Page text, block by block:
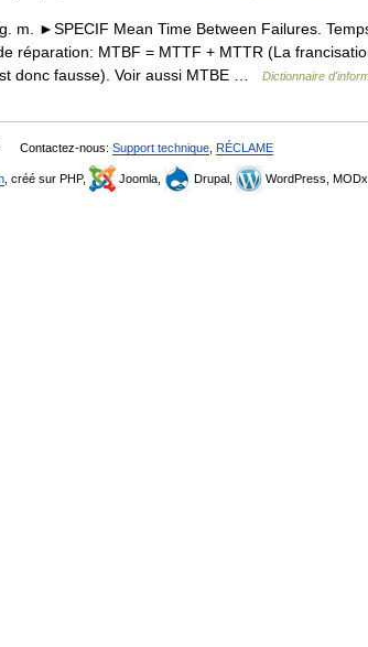
m. ►SPECIF Mean Time Between Failures.
réparation: MTBF = MTTF + MTTR (La
donc fausse). Voir aussi MTBE …
Dictionnaire
Contactez-nous: Support technique RÉCLAME
, créé sur PHP, Joomla, Drupal, WordPress, MODx.